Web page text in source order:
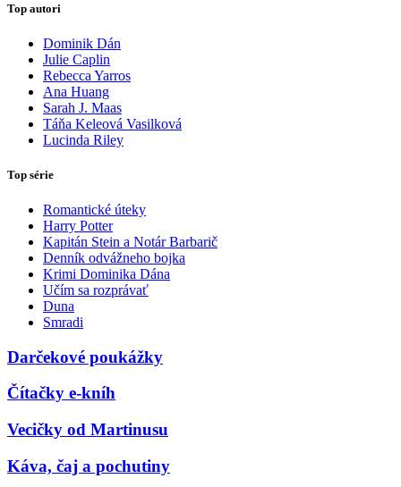
Top autori
Dominik Dán
Julie Caplin
Rebecca Yarros
Ana Huang
Sarah J. Maas
Táňa Keleová Vasilková
Lucinda Riley
Top série
Romantické úteky
Harry Potter
Kapitán Stein a Notár Barbarič
Denník odvážneho bojka
Krimi Dominika Dána
Učím sa rozprávať
Duna
Smradi
Darčekové poukážky
Čítačky e-kníh
Vecičky od Martinusu
Káva, čaj a pochutiny